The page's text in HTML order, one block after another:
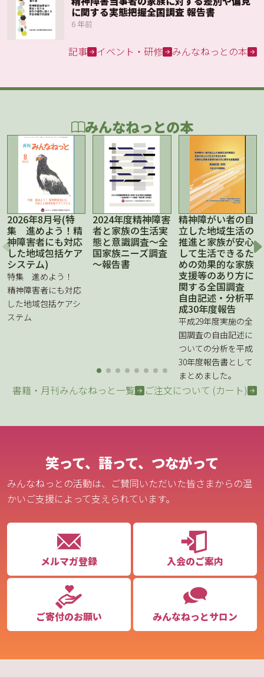
に関する実態把握全国調査 報告書
6 年前
記事 イベント・研修 みんなねっとの本
みんなねっとの本
2026年8月号(特
集 進めよう！精
神障害者にも対応
した地域包括ケア
システム)
特集 進めよう！
精神障害者にも対応
した地域包括ケアシ
ステム
2024年度精神障害
者と家族の生活実
態と意識調査～全
国家族ニーズ調査
～報告書
精神障がい者の自
立した地域生活の
推進と家族が安心
して生活できるた
めの効果的な家族
支援等のあり方に
関する全国調査
自由記述・分析平
成30年度報告
平成29年度実施の全
国調査の自由記述に
ついての分析を平成
30年度報告書として
まとめました。
書籍・月刊みんなねっと一覧 ご注文について (カート)
笑って、語って、つながって
みんなねっとの活動は、ご賛同いただいた皆さまからの温
かいご支援によって支えられています。
メルマガ登録 入会のご案内
ご寄付のお願い みんなねっとサロン